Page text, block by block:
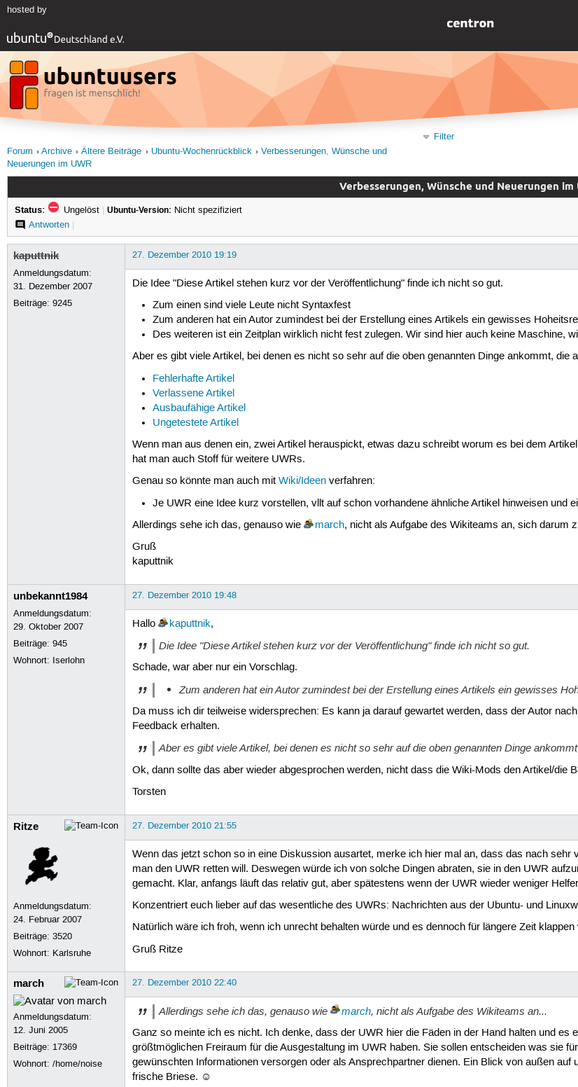
hosted by
Filter
Forum
Archive Ältere Beiträge Ubuntu-Wochenrückblick
Verbesserungen, Wünsche und
Neuerungen im UWR
Verbesserungen, Wünsche und Neuerungen im
Status: Ungelöst | Ubuntu-Version: Nicht spezifiziert
Antworten|
kaputtnik
Anmeldungsdatum:
31. Dezember 2007
Beiträge:9245
27. Dezember 2010 19:19
Die Idee "Diese Artikel stehen kurz vor der Veröffentlichung" finde ich nicht so gut.
Zum einen sind viele Leute nicht Syntaxfest
Zum anderen hat ein Autor zumindest bei der Erstellung eines Artikels ein gewisses
Des weiteren ist ein Zeitplan wirklich nicht fest zulegen. Wir sind hier auch keine Maschine,
Aber es gibt viele Artikel, bei denen es nicht so sehr auf die oben genannten Dinge ankommt, die
Fehlerhafte Artikel
Verlassene Artikel
Ausbaufähige Artikel
Ungetestete Artikel
Wenn man aus denen ein, zwei Artikel herauspickt, etwas dazu schreibt worum es bei dem
hat man auch Stoff für weitere UWRs.
Genau so könnte man auch mit Wiki/Ideenverfahren:
Je UWR eine Idee kurz vorstellen, vllt auf schon vorhandene ähnliche Artikel hinweisen und
Allerdings sehe ich das, genauso wie
march, nicht als Aufgabe des Wikiteams an, sich darum
Gruß
kaputtnik
unbekannt1984
Anmeldungsdatum:
29. Oktober 2007
Beiträge:945
Wohnort: Iserlohn
27. Dezember 2010 19:48
Hallo kaputtnik,
Die Idee "Diese Artikel stehen kurz vor der Veröffentlichung" finde ich nicht so gut.
Schade, war aber nur ein Vorschlag.
Zum anderen hat ein Autor zumindest bei der Erstellung eines Artikels ein gewisses
Da muss ich dir teilweise widersprechen: Es kann ja darauf gewartet werden, dass der Autor
Feedback erhalten.
Aber es gibt viele Artikel, bei denen es nicht so sehr auf die oben genannten Dinge
Ok, dann sollte das aber wieder abgesprochen werden, nicht dass die Wiki-Mods den Artikel/die
Torsten
Ritze
Anmeldungsdatum:
24. Februar 2007
Beiträge:3520
Wohnort: Karlsruhe
27. Dezember 2010 21:55
Wenn das jetzt schon so in eine Diskussion ausartet, merke ich hier mal an, dass das nach
man den UWR retten will. Deswegen würde ich von solche Dingen abraten, sie in den UWR
gemacht. Klar, anfangs läuft das relativ gut, aber spätestens wenn der UWR wieder weniger
Konzentriert euch lieber auf das wesentliche des UWRs: Nachrichten aus der Ubuntu- und
Natürlich wäre ich froh, wenn ich unrecht behalten würde und es dennoch für längere Zeit klappen
Gruß Ritze
march
Anmeldungsdatum:
12. Juni 2005
Beiträge: 17369
Wohnort: /home/noise
27. Dezember 2010 22:40
Allerdings sehe ich das, genauso wie march, nicht als Aufgabe des Wikiteams an...
Ganz so meinte ich es nicht. Ich denke, dass der UWR hier die Fäden in der Hand halten und
größtmöglichen Freiraum für die Ausgestaltung im UWR haben. Sie sollen entscheiden was sie
gewünschten Informationen versorgen oder als Ansprechpartner dienen. Ein Blick von außen
frische Briese. ☺